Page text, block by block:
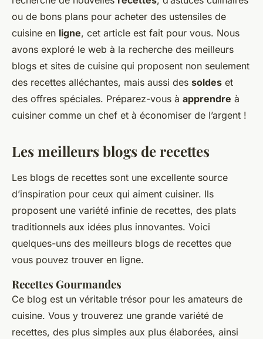
ou de bons plans pour acheter des ustensiles de
cuisine en ligne, cet article est fait pour vous. Nous
avons exploré le web à la recherche des meilleurs
blogs et sites de cuisine qui proposent non seulement
des recettes alléchantes, mais aussi des soldes et
des offres spéciales. Préparez-vous à apprendre à
cuisiner comme un chef et à économiser de l’argent !
Les meilleurs blogs de recettes
Les blogs de recettes sont une excellente source
d’inspiration pour ceux qui aiment cuisiner. Ils
proposent une variété infinie de recettes, des plats
traditionnels aux idées plus innovantes. Voici
quelques-uns des meilleurs blogs de recettes que
vous pouvez trouver en ligne.
Recettes Gourmandes
Ce blog est un véritable trésor pour les amateurs de
cuisine. Vous y trouverez une grande variété de
recettes, des plus simples aux plus élaborées, ainsi